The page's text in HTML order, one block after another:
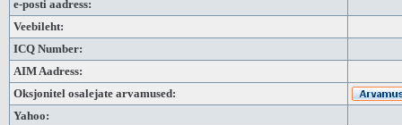
e-posti aadress:
Veebileht:
ICQ Number:
AIM Aadress:
Oksjonitel osalejate arvamused:
Yahoo: